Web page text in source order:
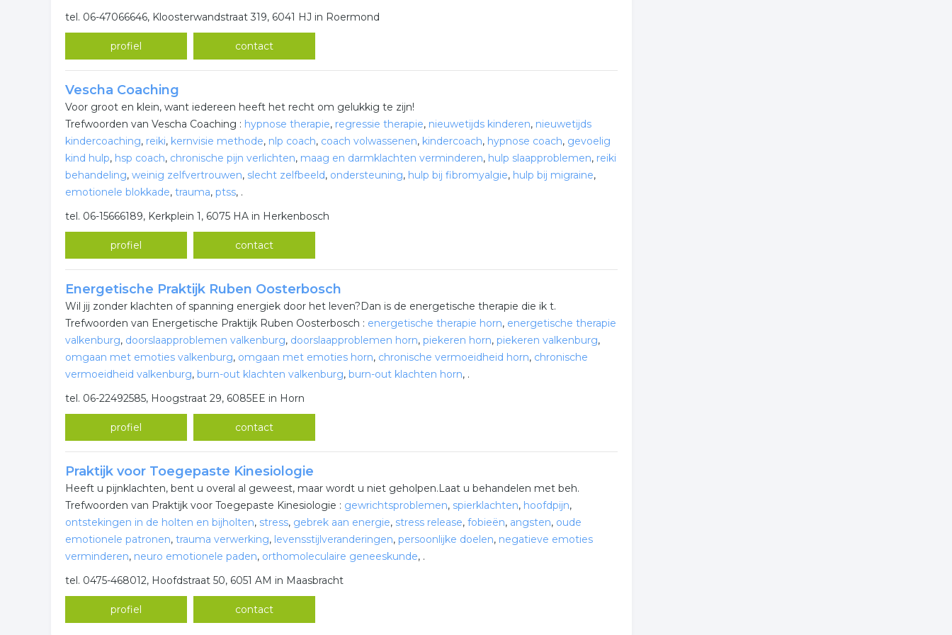
tel. 06-47066646, Kloosterwandstraat 319, 6041 HJ in Roermond
profiel contact
Vescha Coaching
Voor groot en klein, want iedereen heeft het recht om gelukkig te zijn!
Trefwoorden van Vescha Coaching : hypnose therapie, regressie therapie, nieuwetijds kinderen, nieuwetijds
kindercoaching, reiki, kernvisie methode, nlp coach, coach volwassenen, kindercoach, hypnose coach, gevoelig
kind hulp, hsp coach, chronische pijn verlichten, maag en darmklachten verminderen, hulp slaapproblemen, reiki
behandeling, weinig zelfvertrouwen, slecht zelfbeeld, ondersteuning, hulp bij fibromyalgie, hulp bij migraine,
emotionele blokkade, trauma, ptss, .
tel. 06-15666189, Kerkplein 1, 6075 HA in Herkenbosch
profiel contact
Energetische Praktijk Ruben Oosterbosch
Wil jij zonder klachten of spanning energiek door het leven?Dan is de energetische therapie die ik t.
Trefwoorden van Energetische Praktijk Ruben Oosterbosch : energetische therapie horn, energetische therapie
valkenburg, doorslaapproblemen valkenburg, doorslaapproblemen horn, piekeren horn, piekeren valkenburg,
omgaan met emoties valkenburg, omgaan met emoties horn, chronische vermoeidheid horn, chronische
vermoeidheid valkenburg, burn-out klachten valkenburg, burn-out klachten horn, .
tel. 06-22492585, Hoogstraat 29, 6085EE in Horn
profiel contact
Praktijk voor Toegepaste Kinesiologie
Heeft u pijnklachten, bent u overal al geweest, maar wordt u niet geholpen.Laat u behandelen met beh.
Trefwoorden van Praktijk voor Toegepaste Kinesiologie : gewrichtsproblemen, spierklachten, hoofdpijn,
ontstekingen in de holten en bijholten, stress, gebrek aan energie, stress release, fobieën, angsten, oude
emotionele patronen, trauma verwerking, levensstijlveranderingen, persoonlijke doelen, negatieve emoties
verminderen, neuro emotionele paden, orthomoleculaire geneeskunde, .
tel. 0475-468012, Hoofdstraat 50, 6051 AM in Maasbracht
profiel contact